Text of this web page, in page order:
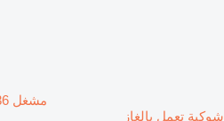
شوكية تعمل بالغاز